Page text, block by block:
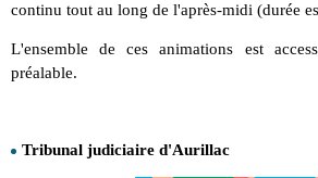
continu tout au long de l'après-midi (durée
L'ensemble de ces animations est
préalable.
Tribunal judiciaire d'Aurillac